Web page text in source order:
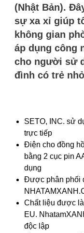
(Nhật Bản).
sự xa xỉ giúp
không gian
áp dụng công
cho người sử
đình có trẻ
SETO, INC. sử
trực tiếp
Điện cho đồng
bằng 2 cục pin
dụng
Được phân phối
Chất liệu được
EU.
độc lập